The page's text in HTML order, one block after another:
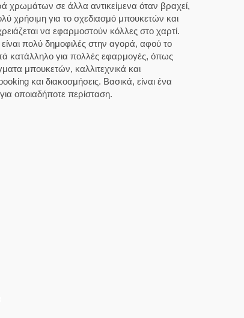
χρωμάτων σε άλλα αντικείμενα όταν βραχεί,
χρήσιμη για το σχεδιασμό μπουκετών και
να εφαρμοστούν κόλλες στο χαρτί.
πολύ δημοφιλές στην αγορά, αφού το
κατάλληλο για πολλές εφαρμογές, όπως
μπουκετών, καλλιτεχνικά και
και διακοσμήσεις. Βασικά, είναι ένα
οποιαδήποτε περίσταση.